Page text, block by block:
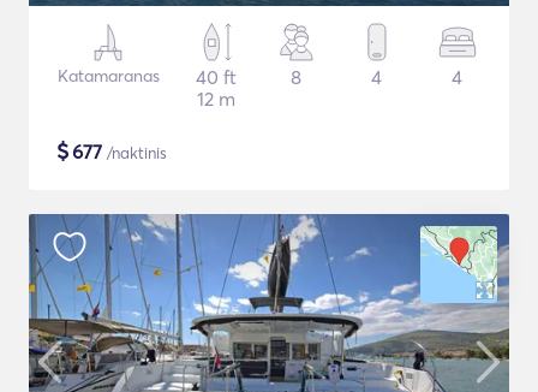
Katamaranas
40 ft
12 m
8 4 4
$677 /naktinis